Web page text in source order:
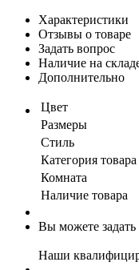
Характеристики
Отзывы о товаре
Задать вопрос
Наличие на
Дополнительно
Цвет
Размеры
Стиль
Категория товара
Комната
Наличие товара
Вы можете
Наши